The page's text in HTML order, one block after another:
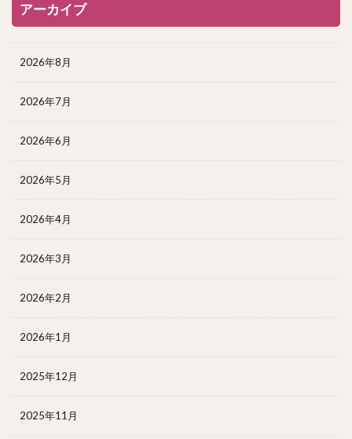
アーカイブ
2026年8月
2026年7月
2026年6月
2026年5月
2026年4月
2026年3月
2026年2月
2026年1月
2025年12月
2025年11月